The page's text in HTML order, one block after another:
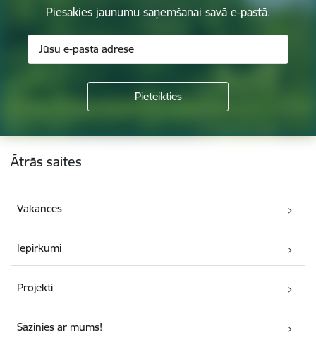
Piesakies jaunumu saņemšanai savā e-pastā.
Kājene
Ātrās saites
Vakances
Iepirkumi
Projekti
Sazinies ar mums!